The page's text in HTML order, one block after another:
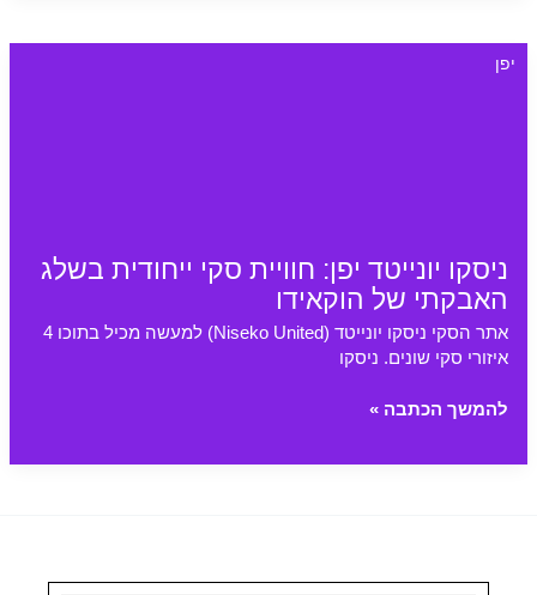
ושאר
אתרי
ניסקו יונייטד יפן: חוויית סקי ייחודית בשלג
האבקתי של הוקאידו
יפן
אתר הסקי ניסקו יונייטד (Niseko United) למעשה מכיל בתוכו 4
איזורי סקי שונים. ניסקו
ניסקו
האבקתי
להמשך הכתבה »